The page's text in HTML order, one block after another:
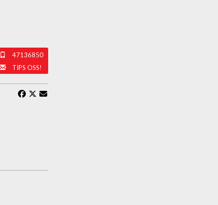
47136850
TIPS OSS!